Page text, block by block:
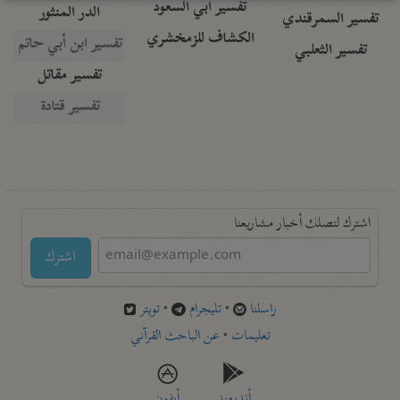
تفسير السمرقندي
تفسير الثعلبي
تفسير أبي السعود
الكشاف للزمخشري
الدر المنثور
تفسير ابن أبي حاتم
تفسير مقاتل
تفسير قتادة
اشترك لتصلك أخبار مشاريعنا
اشترك
راسلنا •تليجرام •تويتر
تعليمات •عن الباحث القرآني